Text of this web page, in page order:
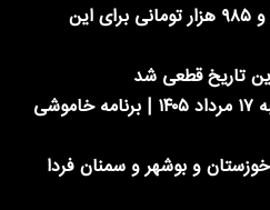
خبر داغ از واریز یارانه ۲ میلیون و ۹۸۵ هزار تومانی برای این
تاریخ قطعی شد
جدول قطعی برق مشهد روز شنبه ۱۷ مرداد ۱۴۰۵ | برنامه خاموشی
و بوشهر و سمنان فردا